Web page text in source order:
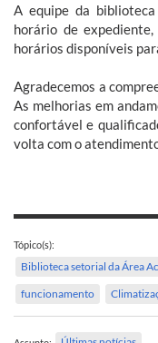
A equipe da
horário de
horários disponíveis
Agradecemos a
As melhorias em
confortável e
volta com o
Tópico(s):
Biblioteca setorial da Área
funcionamento